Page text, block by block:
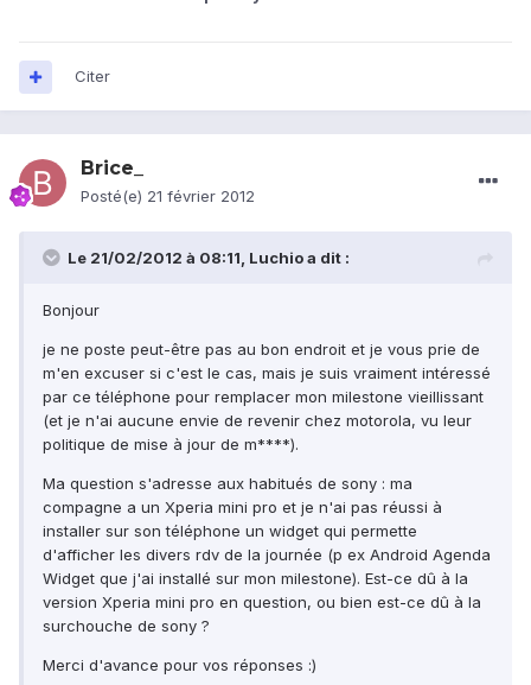
Citer
Brice_
Posté(e) 21 février 2012
Le 21/02/2012 à 08:11, Luchio a dit :
Bonjour
je ne poste peut-être pas au bon endroit et je vous prie de
m'en excuser si c'est le cas, mais je suis vraiment intéressé
par ce téléphone pour remplacer mon milestone vieillissant
(et je n'ai aucune envie de revenir chez motorola, vu leur
politique de mise à jour de m****).
Ma question s'adresse aux habitués de sony : ma
compagne a un Xperia mini pro et je n'ai pas réussi à
installer sur son téléphone un widget qui permette
d'afficher les divers rdv de la journée (p ex Android Agenda
Widget que j'ai installé sur mon milestone). Est-ce dû à la
version Xperia mini pro en question, ou bien est-ce dû à la
surchouche de sony ?
Merci d'avance pour vos réponses :)